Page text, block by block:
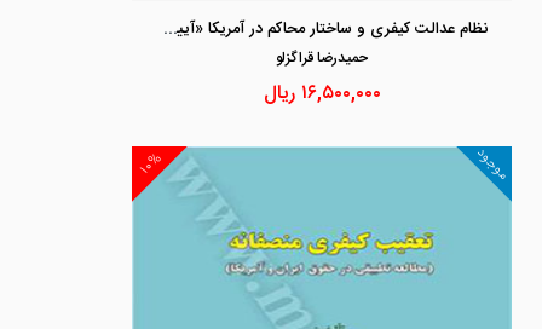
نظام عدالت کیفری و ساختار محاکم در آمریکا «آیین دادرسی کیفری»
حميدرضا قراگزلو
۱۶,۵۰۰,۰۰۰ ریال
۱۰% موجود